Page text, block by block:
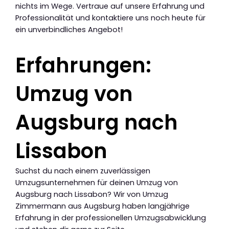
nichts im Wege. Vertraue auf unsere Erfahrung und
Professionalität und kontaktiere uns noch heute für
ein unverbindliches Angebot!
Erfahrungen:
Umzug von
Augsburg nach
Lissabon
Suchst du nach einem zuverlässigen
Umzugsunternehmen für deinen Umzug von
Augsburg nach Lissabon? Wir von Umzug
Zimmermann aus Augsburg haben langjährige
Erfahrung in der professionellen Umzugsabwicklung